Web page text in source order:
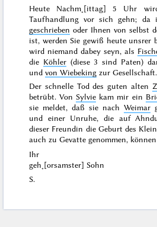
Heute Nachm˖[ittag] 5 Uhr
Taufhandlung vor sich gehn; da
geschrieben oder Ihnen von selbst
ist, werden Sie gewiß heute unsrer
wird niemand dabey seyn, als
die Köhler(diese 3 sind Paten)
undvon Wiebeking zur Gesellschaft.
Der schnelle Toddes guten alten
betrübt. VonSylvie kam mir ein
sie meldet, daß sie nach Weimar
und einer Unruhe, die auf
dieser Freundin die Geburt des
auch zu Gevatte genommen,
Ihr
geh˖[orsamster] Sohn
S.